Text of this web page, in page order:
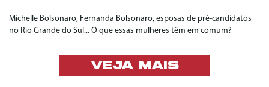
Michelle Bolsonaro, Fernanda Bolsonaro, esposas de pré-candidatos
no Rio Grande do Sul... O que essas mulheres têm em comum?
VEJA MAIS